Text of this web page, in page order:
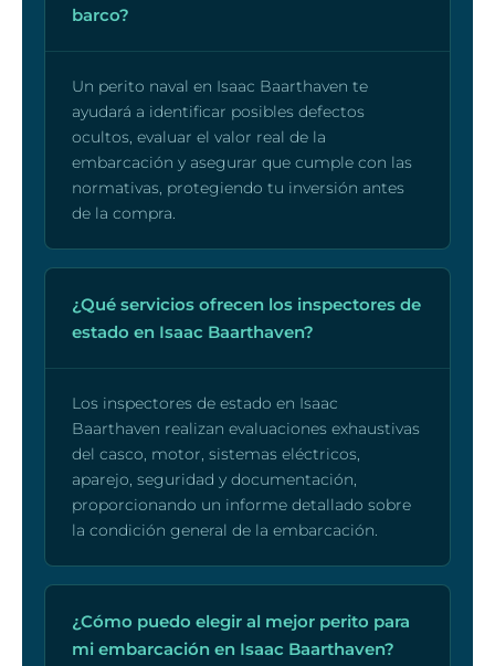
barco?
Un perito naval en Isaac Baarthaven te
ayudará a identificar posibles defectos
ocultos, evaluar el valor real de la
embarcación y asegurar que cumple con las
normativas, protegiendo tu inversión antes
de la compra.
¿Qué servicios ofrecen los inspectores de
estado en Isaac Baarthaven?
Los inspectores de estado en Isaac
Baarthaven realizan evaluaciones exhaustivas
del casco, motor, sistemas eléctricos,
aparejo, seguridad y documentación,
proporcionando un informe detallado sobre
la condición general de la embarcación.
¿Cómo puedo elegir al mejor perito para
mi embarcación en Isaac Baarthaven?